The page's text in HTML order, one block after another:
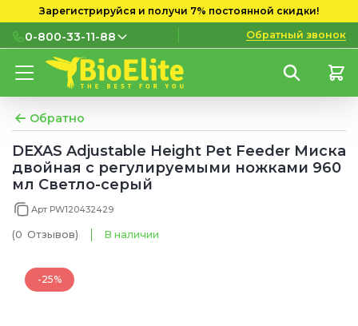
Зарегистрируйся и получи 7% постоянной скидки!
0-800-33-11-88
0-800-33-11-88
мобильных номеров
(097) 133 11 88
(095) 133 11 88
(073) 133 11 88
Обратный звонок
Обратно
DEXAS Adjustable Height Pet Feeder Миска
двойная с регулируемыми ножками 960
мл Светло-серый
Арт PW120432429
(0 Отзывов) В наличии
-25%